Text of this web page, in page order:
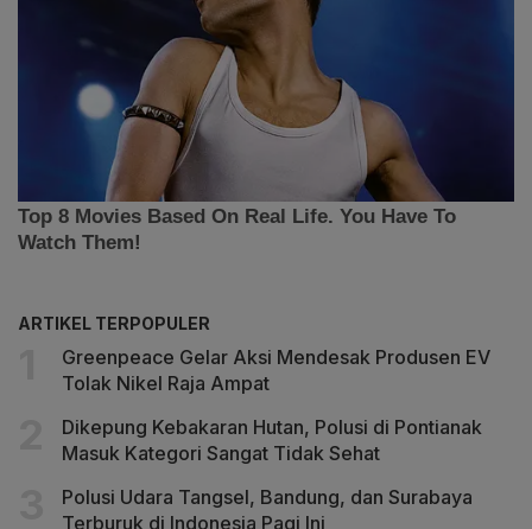
ARTIKEL TERPOPULER
Greenpeace Gelar Aksi Mendesak Produsen EV
Tolak Nikel Raja Ampat
Dikepung Kebakaran Hutan, Polusi di Pontianak
Masuk Kategori Sangat Tidak Sehat
Polusi Udara Tangsel, Bandung, dan Surabaya
Terburuk di Indonesia Pagi Ini